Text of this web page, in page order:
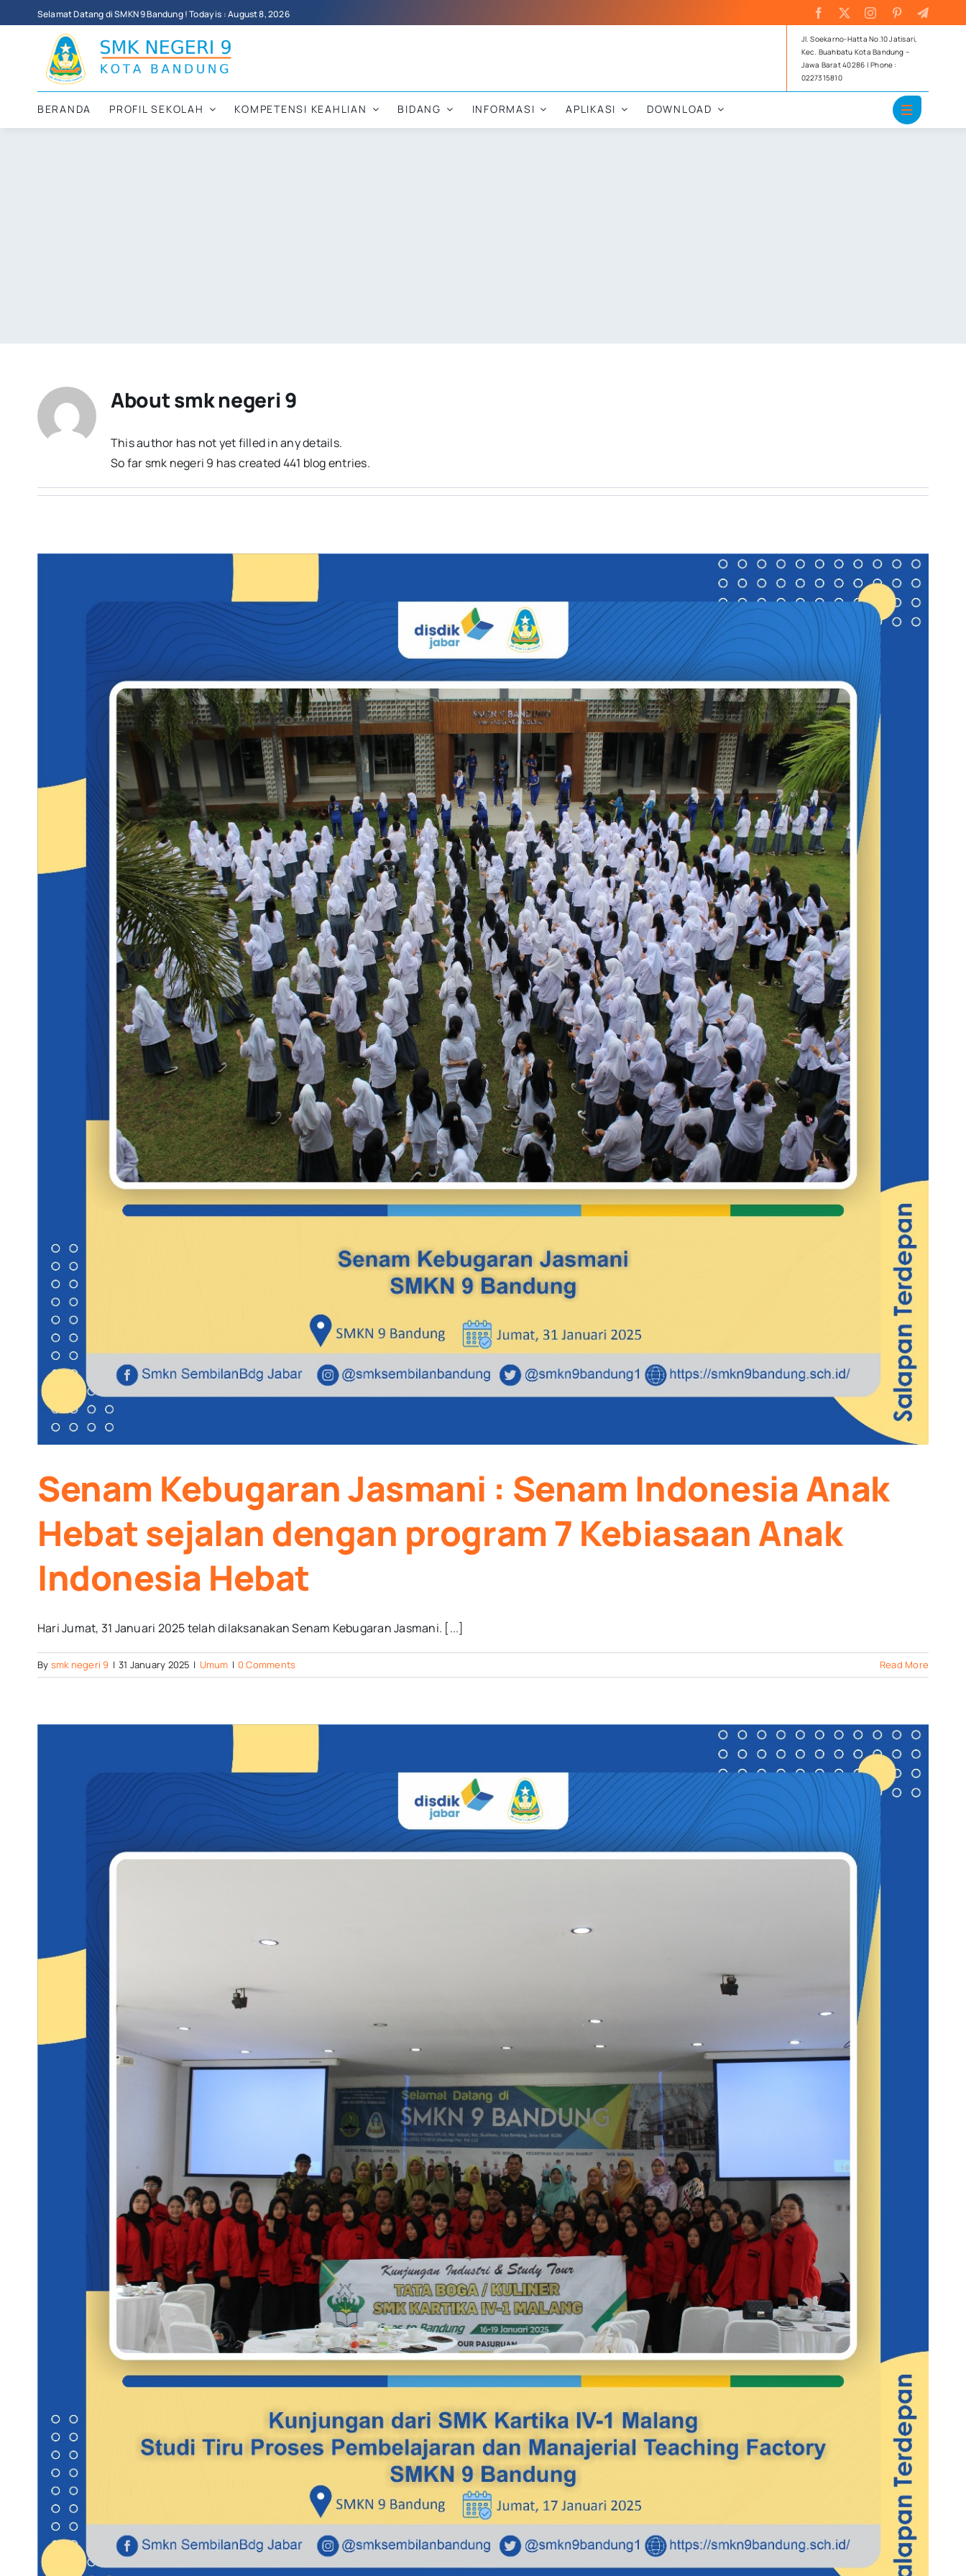
to
Selamat Datang di SMKN 9 Bandung ! Today is : August 8, 2026
Jl. Soekarno-Hatta No.10 Jatisari,
Kec. Buahbatu Kota Bandung –
Jawa Barat 40286 | Phone :
0227315810
BERANDA PROFIL SEKOLAH KOMPETENSI KEAHLIAN BIDANG INFORMASI APLIKASI DOWNLOAD
Aboutsmk negeri 9
This author has not yet filled in any details.
So far smk negeri 9 has created 441 blog entries.
Senam Kebugaran Jasmani : Senam Indonesia Anak
Hebat sejalan dengan program 7 Kebiasaan Anak
Indonesia Hebat
Hari Jumat, 31 Januari 2025 telah dilaksanakan Senam Kebugaran Jasmani. [...]
By smk negeri 9 | 31 January 2025 | Umum | 0 Comments Read More